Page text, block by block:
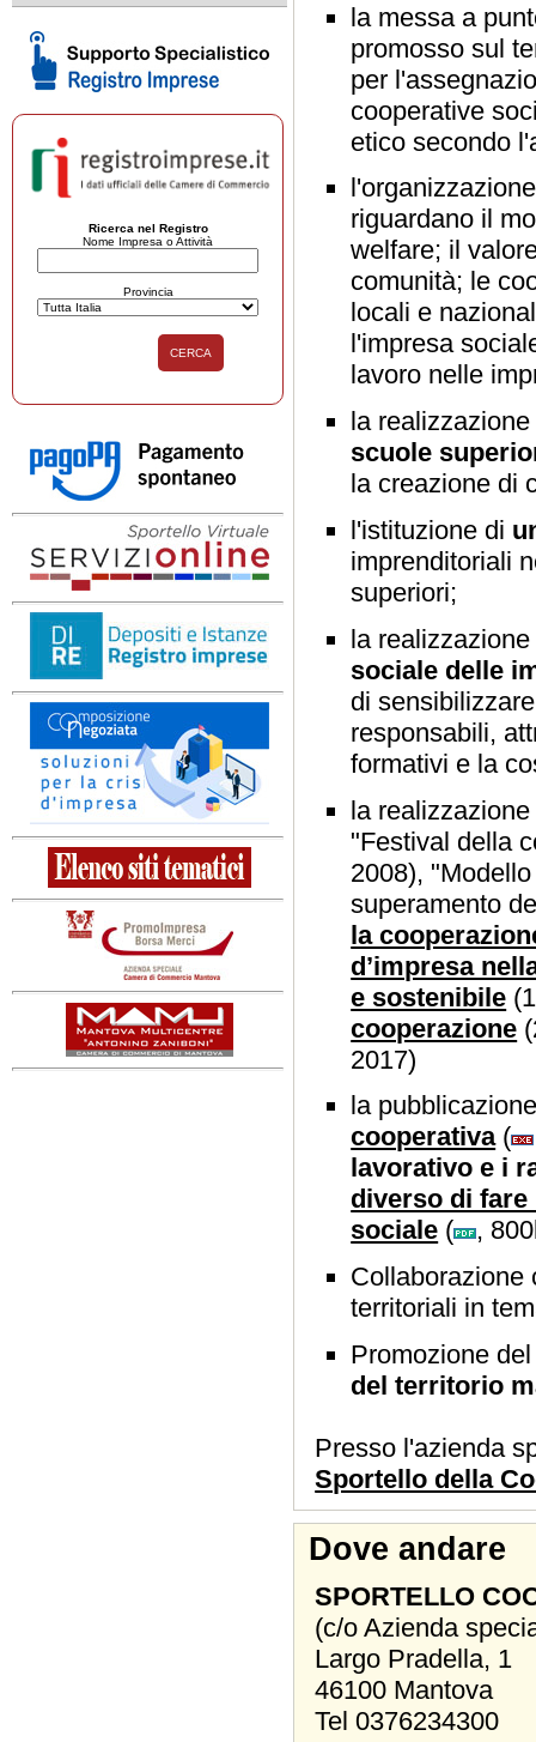
Ricerca nel Registro
Nome Impresa o Attività
Provincia
CERCA
la messa a
promosso sul
per
cooperative
etico secondo
riguardano il
welfare; il
comunità; le
locali e
l'impresa
lavoro nelle
la
scuole
la creazione di
l'istituzione di
imprenditoriali
superiori;
la
sociale delle
di
responsabili,
formativi e la
la
"Festival della
2008),
superamento
la
d’impresa
e sostenibile
cooperazione
2017)
la
cooperativa(
lavorativo e i
diverso di fare
sociale (
,
Collaborazione
territoriali in
Promozione
del territorio
Presso l'azienda
Sportello della
Dove andare
SPORTELLO
(c/o Azienda
Largo Pradella, 1
46100 Mantova
Tel 0376234300